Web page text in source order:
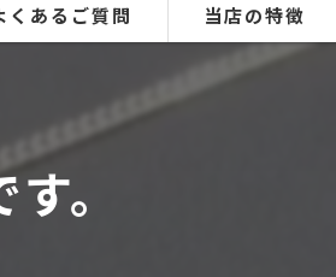
くあるご質問 当店の特徴
弘前の買取
。